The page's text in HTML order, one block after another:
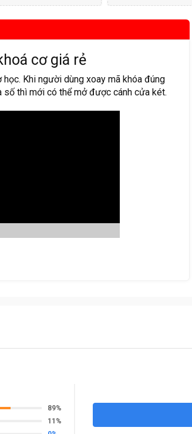
cơ giá rẻ
Khi người dùng xoay mã khóa đúng
số thì mới có thể mở được cánh cửa két.
89%
11%